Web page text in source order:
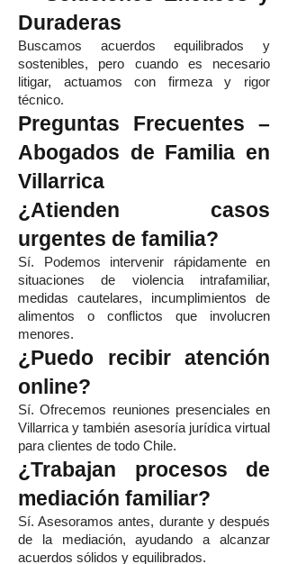
Duraderas
Buscamos acuerdos equilibrados y
sostenibles, pero cuando es necesario
litigar, actuamos con firmeza y rigor
técnico.
Preguntas Frecuentes –
Abogados de Familia en
Villarrica
¿Atienden casos
urgentes de familia?
Sí. Podemos intervenir rápidamente en
situaciones de violencia intrafamiliar,
medidas cautelares, incumplimientos de
alimentos o conflictos que involucren
menores.
¿Puedo recibir atención
online?
Sí. Ofrecemos reuniones presenciales en
Villarrica y también asesoría jurídica virtual
para clientes de todo Chile.
¿Trabajan procesos de
mediación familiar?
Sí. Asesoramos antes, durante y después
de la mediación, ayudando a alcanzar
acuerdos sólidos y equilibrados.